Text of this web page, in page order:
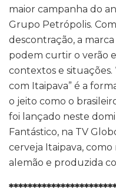
maior campanha do
Grupo Petrópolis.
descontração, a
podem curtir o verão
contextos e situações.
com Itaipava” é a
o jeito como o
foi lançado neste
Fantástico, na TV
cerveja Itaipava,
alemão e produzida